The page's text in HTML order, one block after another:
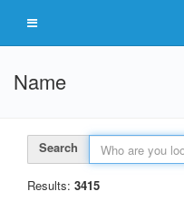
Name
Search
Results: 3415